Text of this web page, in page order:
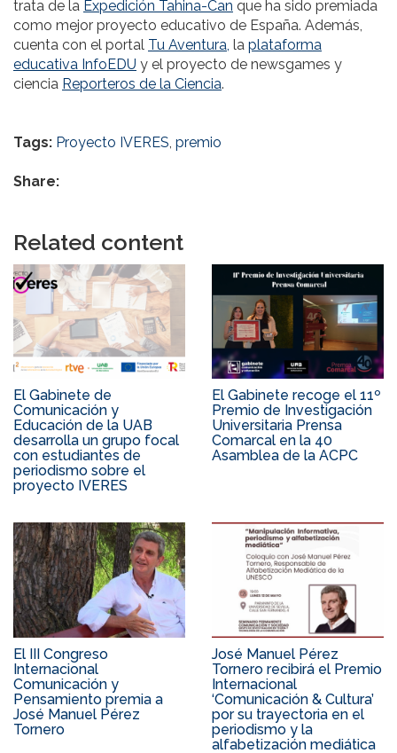
trata de la Expedición Tahina-Can que ha sido premiada
como mejor proyecto educativo de España. Además,
cuenta con el portal Tu Aventura, la plataforma
educativa InfoEDU y el proyecto de newsgames y
ciencia Reporteros de la Ciencia.
Tags: Proyecto IVERES, premio
Share:
Related content
El Gabinete de
Comunicación y
Educación de la UAB
desarrolla un grupo focal
con estudiantes de
periodismo sobre el
proyecto IVERES
El Gabinete recoge el 11º
Premio de Investigación
Universitaria Prensa
Comarcal en la 40
Asamblea de la ACPC
El III Congreso
Internacional
Comunicación y
Pensamiento premia a
José Manuel Pérez
Tornero
José Manuel Pérez
Tornero recibirá el Premio
Internacional
‘Comunicación & Cultura’
por su trayectoria en el
periodismo y la
alfabetización mediática